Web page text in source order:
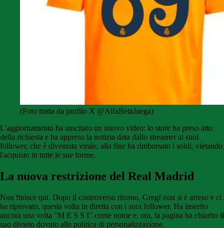
(Foto tratta da profilo X @AlfaBetaJuega)
L'aggiornamento ha suscitato un nuovo video: lo store ha preso atto
della richiesta e ha appreso la notizia data dallo streamer ai suoi
follower, che è diventata virale; alla fine ha rimborsato i soldi, vietando
l'acquisto in tutte le sue forme.
La nuova restrizione del Real Madrid
Non finisce qui. Dopo il controverso ritorno, Gregf non si è arreso e ci
ha riprovato, questa volta in diretta con i suoi follower. Ha inserito
ancora una volta "M E S S I" come nome e, ora, la pagina ha chiarito il
suo divieto dovuto alla politica di personalizzazione.